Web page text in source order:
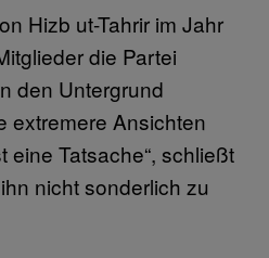
Hizb ut-Tahrir im Jahr
die Partei
den Untergrund
extremere Ansichten
eine Tatsache“, schließt
nicht sonderlich zu